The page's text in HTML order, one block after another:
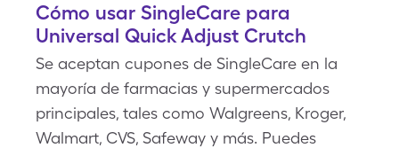
Cómo usar SingleCare para
Universal Quick Adjust Crutch
Se aceptan cupones de SingleCare en la
mayoría de farmacias y supermercados
principales, tales como Walgreens, Kroger,
Walmart, CVS, Safeway y más. Puedes